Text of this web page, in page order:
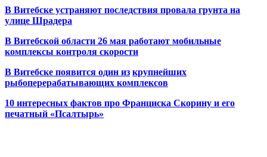
В Витебске устраняют последствия провала грунта на
улице Шрадера
В Витебской области 26 мая работают мобильные
комплексы контроля скорости
В Витебске появится один из крупнейших
рыбоперерабатывающих комплексов
10 интересных фактов про Франциска Скорину и его
печатный «Псалтырь»